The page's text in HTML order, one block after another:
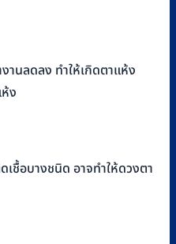
านลดลง ทำให้เกิดตาแห้ง
ง
เชื้อบางชนิด อาจทำให้ดวงตา